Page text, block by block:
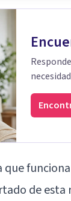
que
de